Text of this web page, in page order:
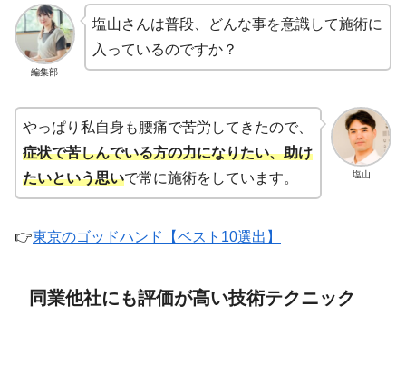
編集部
塩山さんは普段、どんな事を意識して施術に
入っているのですか？
塩山
やっぱり私自身も腰痛で苦労してきたので、
症状で苦しんでいる方の力になりたい、助け
たいという思いで常に施術をしています。
👉東京のゴッドハンド【ベスト10選出】
同業他社にも評価が高い技術テクニック